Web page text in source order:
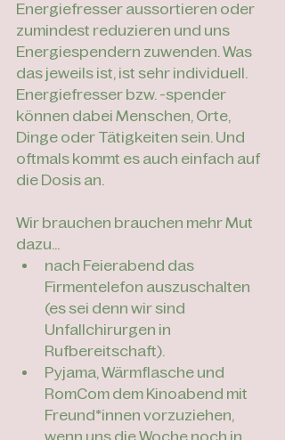
Energiefresser aussortieren oder
zumindest reduzieren und uns
Energiespendern zuwenden. Was
das jeweils ist, ist sehr individuell.
Energiefresser bzw. -spender
können dabei Menschen, Orte,
Dinge oder Tätigkeiten sein. Und
oftmals kommt es auch einfach auf
die Dosis an.
Wir brauchen brauchen mehr Mut
dazu...
nach Feierabend das
Firmentelefon auszuschalten
(es sei denn wir sind
Unfallchirurgen in
Rufbereitschaft).
Pyjama, Wärmflasche und
RomCom dem Kinoabend mit
Freund*innen vorzuziehen,
wenn uns die Woche noch in